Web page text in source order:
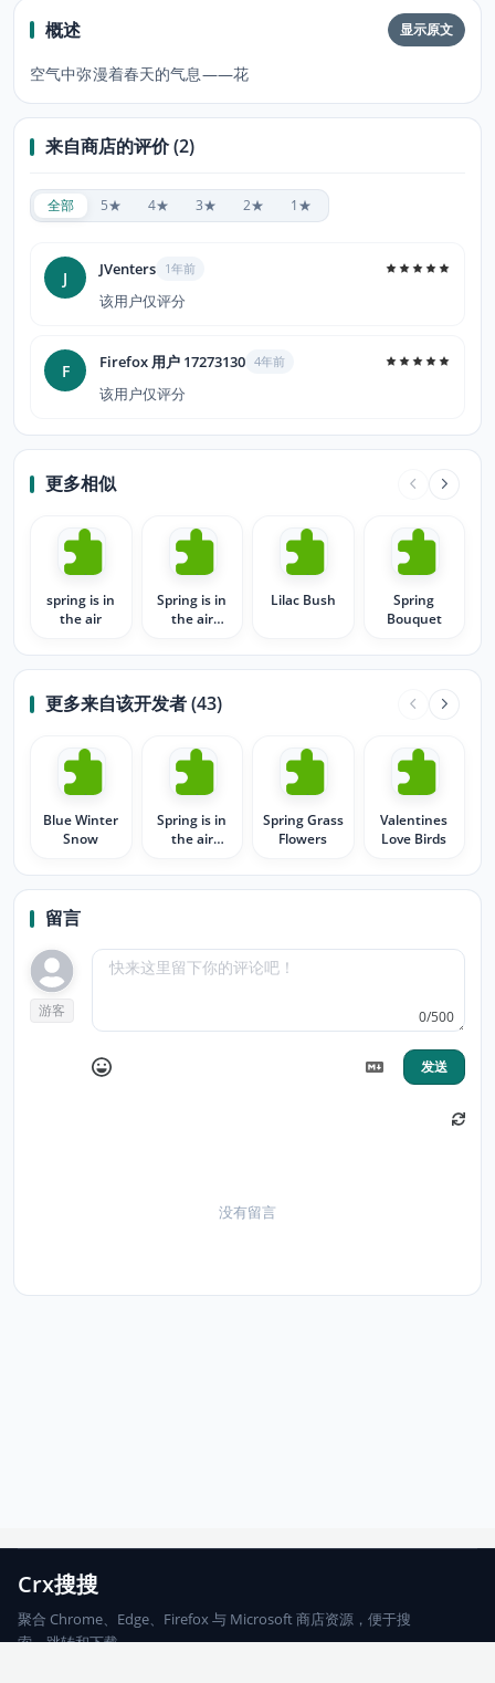
概述 显示原文
空气中弥漫着春天的气息——花
来自商店的评价 (2)
全部 5★ 4★ 3★ 2★ 1★
J JVenters 1年前
该用户仅评分
F Firefox 用户 17273130 4年前
该用户仅评分
更多相似
spring is in
the air
Spring is in
the air
Lilac Bush
Spring
Bouquet
更多来自该开发者 (43)
Blue Winter
Snow
Spring is in
the air
Spring Grass
Flowers
Valentines
Love Birds
留言
游客 0/500
发送
没有留言
Crx搜搜
聚合 Chrome、Edge、Firefox 与 Microsoft 商店资源，便于搜
索、跳转和下载。